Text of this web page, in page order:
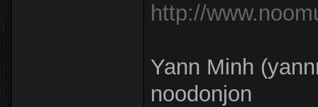
http://
Yann Minh
noodonjon